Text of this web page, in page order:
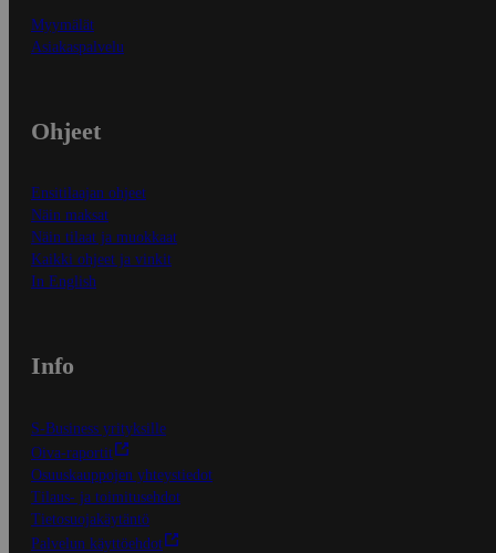
Myymälät
Asiakaspalvelu
Ohjeet
Ensitilaajan ohjeet
Näin maksat
Näin tilaat ja muokkaat
Kaikki ohjeet ja vinkit
In English
Info
S-Business yrityksille
Oiva-raportit
Osuuskauppojen yhteystiedot
Tilaus- ja toimitusehdot
Tietosuojakäytäntö
Palvelun käyttöehdot